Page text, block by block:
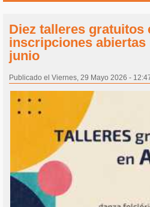
Diez talleres gratuitos
inscripciones abiertas
junio
Publicado el Viernes, 29 Mayo 2026 -